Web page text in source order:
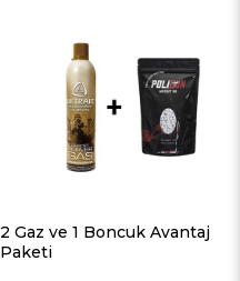
2 Gaz ve 1 Boncuk Avantaj
Paketi